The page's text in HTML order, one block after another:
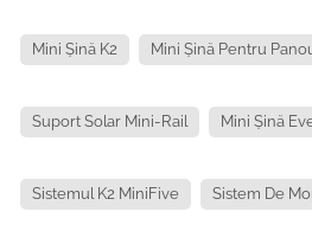
Mini Șină K2 Mini Șină Pentru
Suport Solar Mini-Rail Mini Șină
Sistemul K2 MiniFive Sistem De